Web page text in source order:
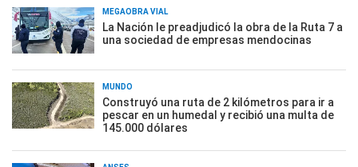
MEGAOBRA VIAL
La Nación le preadjudicó la obra de la Ruta 7 a
una sociedad de empresas mendocinas
MUNDO
Construyó una ruta de 2 kilómetros para ir a
pescar en un humedal y recibió una multa de
145.000 dólares